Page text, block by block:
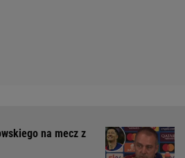
na mecz z